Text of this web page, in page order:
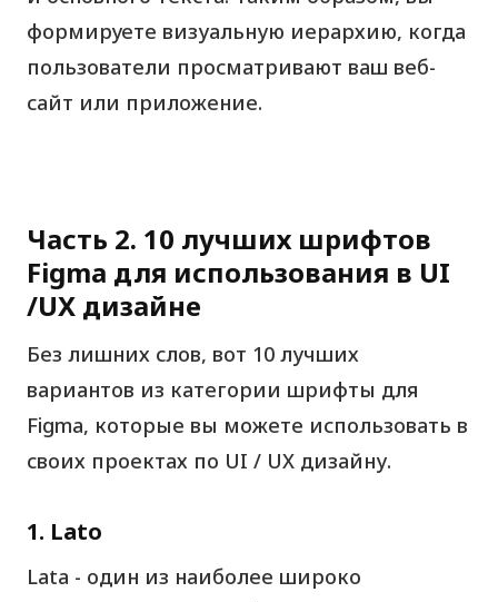
формируете визуальную иерархию, когда
пользователи просматривают ваш веб-
сайт или приложение.
Часть 2. 10 лучших шрифтов
Figma для использования в UI
/UX дизайне
Без лишних слов, вот 10 лучших
вариантов из категории шрифты для
Figma, которые вы можете использовать в
своих проектах по UI / UX дизайну.
1. Lato
Lata - один из наиболее широко